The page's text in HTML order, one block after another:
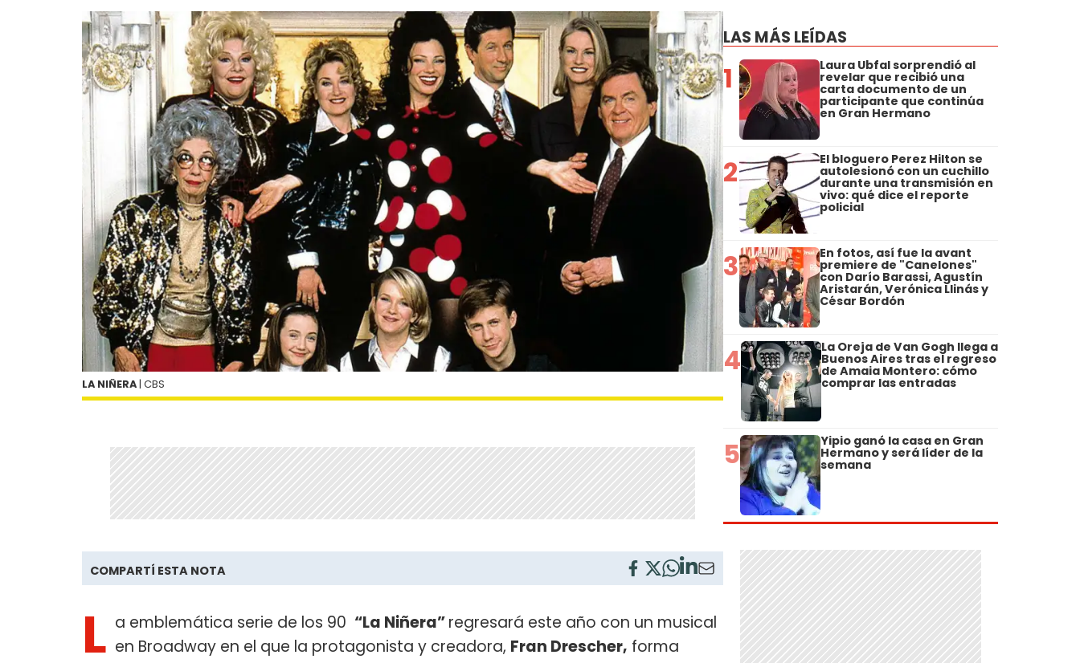
LA NIÑERA | CBS
COMPARTÍ ESTA NOTA
L a emblemática serie de los 90 “La Niñera”regresará este año con un musical
en Broadway en el que la protagonista y creadora, Fran Drescher, forma
LAS MÁS LEÍDAS
1 Laura Ubfal sorprendió al
revelar que recibió una
carta documento de un
participante que continúa
en Gran Hermano
2 El bloguero Perez Hilton se
autolesionó con un cuchillo
durante una transmisión en
vivo: qué dice el reporte
policial
3 En fotos, así fue la avant
premiere de "Canelones"
con Darío Barassi, Agustín
Aristarán, Verónica Llinás y
César Bordón
4 La Oreja de Van Gogh llega a
Buenos Aires tras el regreso
de Amaia Montero: cómo
comprar las entradas
5 Yipio ganó la casa en Gran
Hermano y será líder de la
semana